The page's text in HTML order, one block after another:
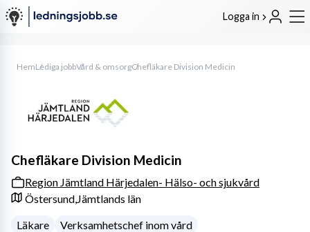
Logga in
HemLediga jobbVård & omsorgChefläkare Division Medicin
Chefläkare Division Medicin
Region Jämtland Härjedalen- Hälso- och sjukvård
Östersund,Jämtlands län
Läkare
Verksamhetschef inom vård